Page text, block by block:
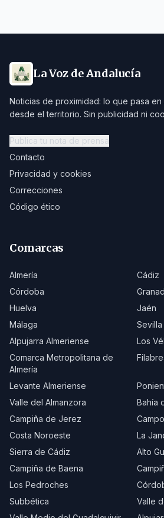
La Voz de Andalucía
Noticias de proximidad: lo que pasa
desde el territorio. Sin publicidad ni
Publica tu nota de prensa
Contacto
Privacidad y cookies
Correcciones
Código ético
Comarcas
Almería
Cádiz
Córdoba
Huelva
Jaén
Málaga
Sevilla
Alpujarra Almeriense
Los
Comarca Metropolitana de
Almería
Levante Almeriense
Valle del Almanzora
Bahía
Campiña de Jerez
Costa Noroeste
La
Sierra de Cádiz
Alto
Campiña de Baena
Los Pedroches
Subbética
Valle